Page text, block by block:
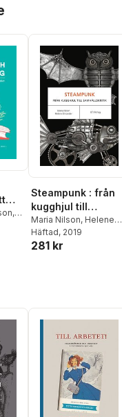
,
Steampunk : från
kugghjul till
samhällskritik
Maria Nilson, Helene
Ehriander
Häftad, 2019
281 kr